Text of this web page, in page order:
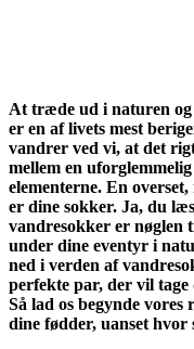
At træde ud i naturen og
er en af livets mest
vandrer ved vi, at det
mellem en
elementerne. En
er dine sokker. Ja, du
vandresokker er nøglen
under dine eventyr i
ned i verden af
perfekte par, der vil
Så lad os begynde
dine fødder, uanset hvor